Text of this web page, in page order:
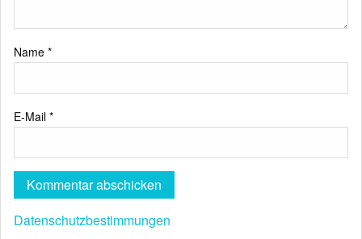
Name *
E-Mail *
Datenschutzbestimmungen